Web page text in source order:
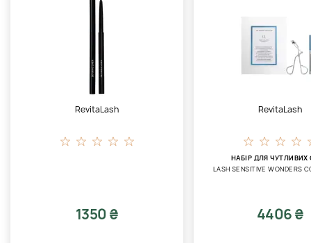
RevitaLash
1350 ₴
RevitaLash
НАБІР ДЛЯ ЧУТЛИВИХ
LASH SENSITIVE WONDERS
4406 ₴